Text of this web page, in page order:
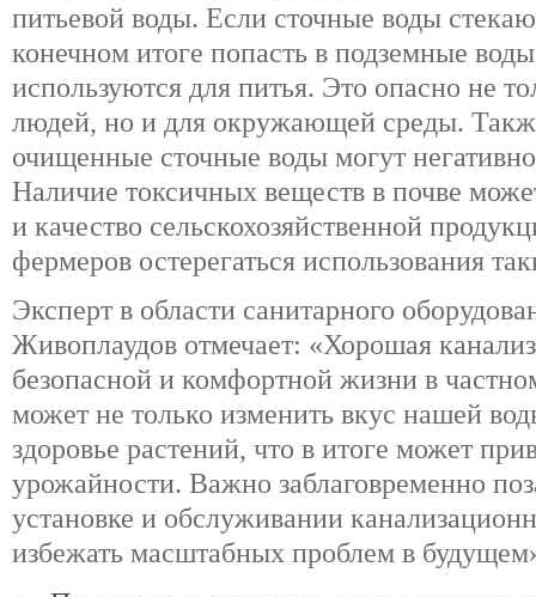
питьевой воды. Если сточные воды
конечном итоге попасть в подземные
используются для питья. Это опасно не
людей, но и для окружающей среды.
очищенные сточные воды могут негативно
Наличие токсичных веществ в почве
и качество сельскохозяйственной
фермеров остерегаться использования
Эксперт в области санитарного
Живоплаудов отмечает: «Хорошая
безопасной и комфортной жизни в
может не только изменить вкус нашей
здоровье растений, что в итоге может
урожайности. Важно заблаговременно
установке и обслуживании
избежать масштабных проблем в